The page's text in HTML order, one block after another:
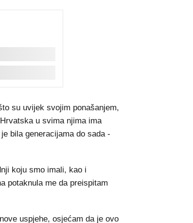
su uvijek svojim ponašanjem,
u svima njima ima
bila generacijama do sada -
koju smo imali, kao i
potaknula me da preispitam
uspjehe, osjećam da je ovo